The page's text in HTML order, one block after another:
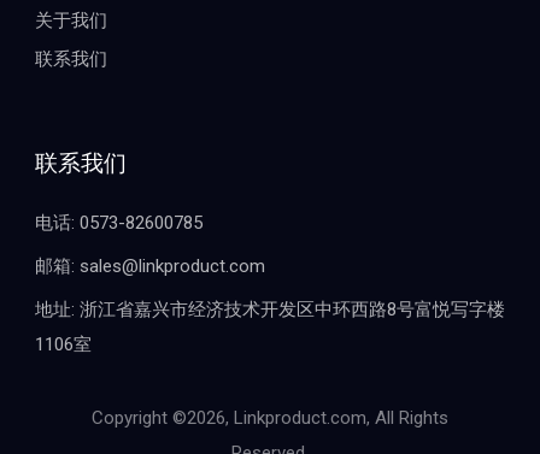
关于我们
联系我们
联系我们
电话: 0573-82600785
邮箱: sales@linkproduct.com
地址: 浙江省嘉兴市经济技术开发区中环西路8号富悦写字楼
1106室
Copyright ©2026, Linkproduct.com, All Rights